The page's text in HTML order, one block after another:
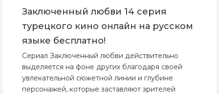
Заключенный любви 14 серия
турецкого кино онлайн на русском
языке бесплатно!
Сериал Заключенный любви действительно
выделяется на фоне других благодаря своей
увлекательной сюжетной линии и глубине
персонажей, которые заставляют зрителей